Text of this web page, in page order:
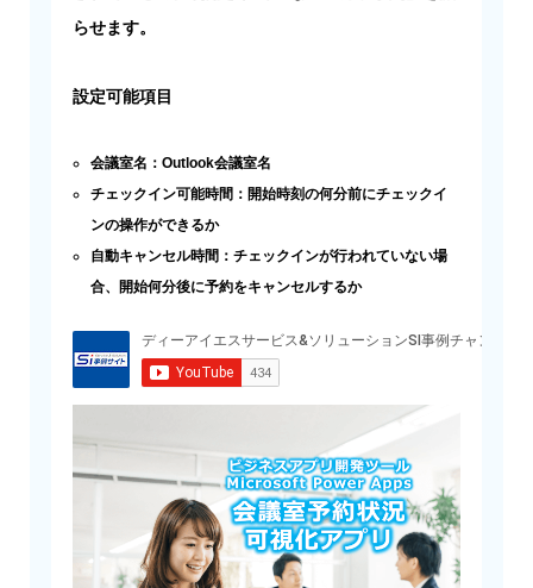
らせます。
設定可能項目​
会議室名：Outlook会議室名​
チェックイン可能時間：開始時刻の何分前にチェックイ
ンの操作ができるか​
自動キャンセル時間：チェックインが行われていない場
合、​開始何分後に予約をキャンセルするか​